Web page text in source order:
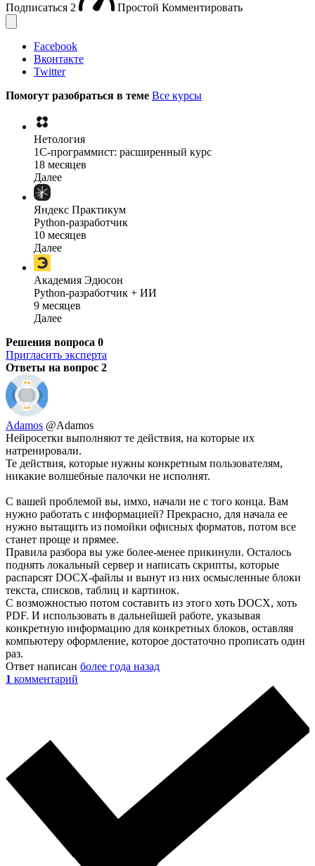
Подписаться 2 Простой Комментировать
Facebook
Вконтакте
Twitter
Помогут разобраться в теме Все курсы
Нетология
1C-программист: расширенный курс
18 месяцев
Далее
Яндекс Практикум
Python-разработчик
10 месяцев
Далее
Академия Эдюсон
Python-разработчик + ИИ
9 месяцев
Далее
Решения вопроса 0
Пригласить эксперта
Ответы на вопрос 2
Adamos @Adamos
Нейросетки выполняют те действия, на которые их
натренировали.
Те действия, которые нужны конкретным пользователям,
никакие волшебные палочки не исполнят.
С вашей проблемой вы, имхо, начали не с того конца. Вам
нужно работать с информацией? Прекрасно, для начала ее
нужно вытащить из помойки офисных форматов, потом все
станет проще и прямее.
Правила разбора вы уже более-менее прикинули. Осталось
поднять локальный сервер и написать скрипты, которые
распарсят DOCX-файлы и вынут из них осмысленные блоки
текста, списков, таблиц и картинок.
С возможностью потом составить из этого хоть DOCX, хоть
PDF. И использовать в дальнейшей работе, указывая
конкретную информацию для конкретных блоков, оставляя
компьютеру оформление, которое достаточно прописать один
раз.
Ответ написан более года назад
1 комментарий